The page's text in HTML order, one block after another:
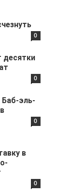
0
десятки
0
эль-
0
в
0